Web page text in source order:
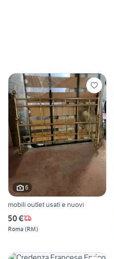
6
mobili outlet usati e nuovi
50 €
Roma (RM)